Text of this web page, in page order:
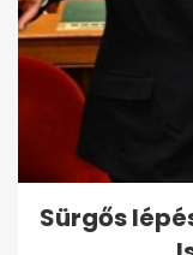
Sürgős